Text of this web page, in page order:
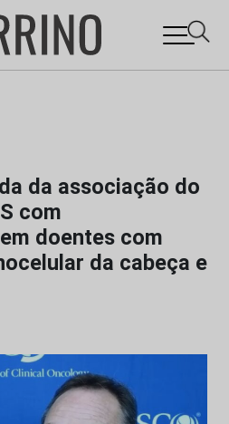
da associação do
com
doentes com
da cabeça e